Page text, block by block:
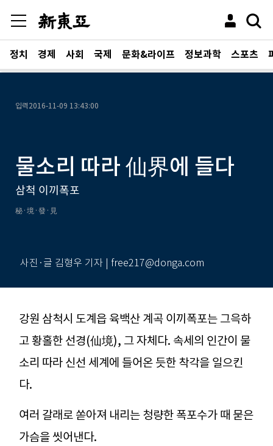
정치 경제 사회 국제 문화&라이프 정보과학 스포츠
입력 2016-11-09 13:43:00
물소리 따라 仙界에 들다
삼척 이끼폭포
秘·境·發·見
사진·글 김형우 기자 | free217@donga.com
강원 삼척시 도계읍 육백산 계곡 이끼폭포는 그윽하
고 황홀한 선경(仙境), 그 자체다. 속세의 인간이 물
소리 따라 신선 세계에 들어온 듯한 착각을 일으킨
다.
여러 갈래로 쏟아져 내리는 청량한 폭포수가 때 묻은
가슴을 씻어낸다.